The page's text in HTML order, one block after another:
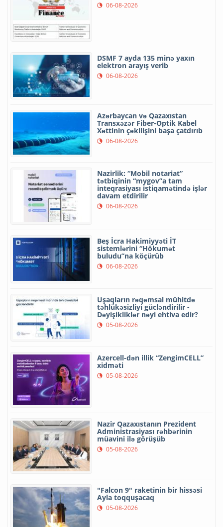
06-08-2026
DSMF 7 ayda 135 minə yaxın
elektron arayış verib
06-08-2026
Azərbaycan və Qazaxıstan
Transxəzər Fiber-Optik Kabel
Xəttinin çəkilişini başa çatdırıb
06-08-2026
Nazirlik: “Mobil notariat”
tətbiqinin “mygov”a tam
inteqrasiyası istiqamətində işlər
davam etdirilir
06-08-2026
Beş İcra Hakimiyyəti İT
sistemlərini “Hökumət
buludu”na köçürüb
06-08-2026
Uşaqların rəqəmsal mühitdə
təhlükəsizliyi gücləndirilir -
Dəyişikliklər nəyi ehtiva edir?
05-08-2026
Azercell-dən illik “ZengimCELL”
xidməti
05-08-2026
Nazir Qazaxıstanın Prezident
Administrasiyası rəhbərinin
müavini ilə görüşüb
05-08-2026
"Falcon 9" raketinin bir hissəsi
Ayla toqquşacaq
05-08-2026